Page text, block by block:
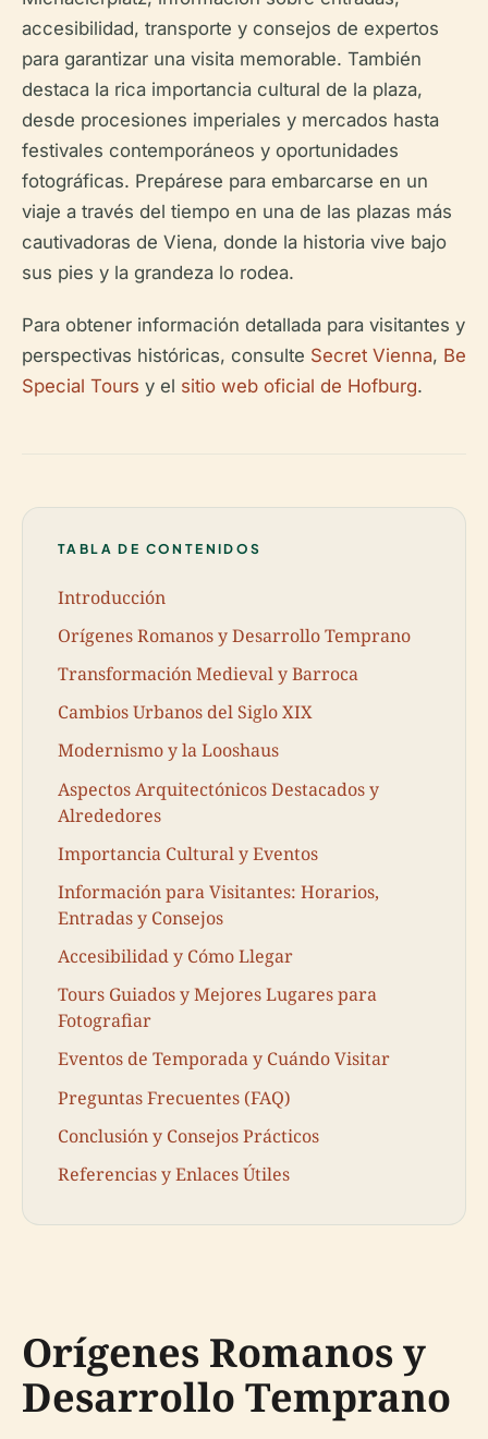
accesibilidad, transporte y consejos de expertos
para garantizar una visita memorable. También
destaca la rica importancia cultural de la plaza,
desde procesiones imperiales y mercados hasta
festivales contemporáneos y oportunidades
fotográficas. Prepárese para embarcarse en un
viaje a través del tiempo en una de las plazas más
cautivadoras de Viena, donde la historia vive bajo
sus pies y la grandeza lo rodea.
Para obtener información detallada para visitantes y
perspectivas históricas, consulte Secret Vienna, Be
Special Tours y el sitio web oficial de Hofburg.
TABLA DE CONTENIDOS
Introducción
Orígenes Romanos y Desarrollo Temprano
Transformación Medieval y Barroca
Cambios Urbanos del Siglo XIX
Modernismo y la Looshaus
Aspectos Arquitectónicos Destacados y
Alrededores
Importancia Cultural y Eventos
Información para Visitantes: Horarios,
Entradas y Consejos
Accesibilidad y Cómo Llegar
Tours Guiados y Mejores Lugares para
Fotografiar
Eventos de Temporada y Cuándo Visitar
Preguntas Frecuentes (FAQ)
Conclusión y Consejos Prácticos
Referencias y Enlaces Útiles
Orígenes Romanos y
Desarrollo Temprano